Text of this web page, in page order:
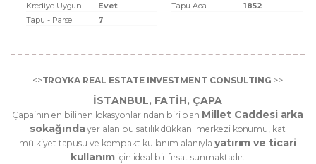
Krediye Uygun
Evet Tapu Ada
1852
Tapu - Parsel
7
<>TROYKA REAL ESTATE INVESTMENT CONSULTING >>
İSTANBUL, FATİH, ÇAPA
Çapa’nın en bilinen lokasyonlarından biri olan Millet Caddesi arka
sokağındayer alan bu satılık dükkan; merkezi konumu, kat
mülkiyet tapusu ve kompakt kullanım alanıyla yatırım ve ticari
kullanım için ideal bir fırsat sunmaktadır.